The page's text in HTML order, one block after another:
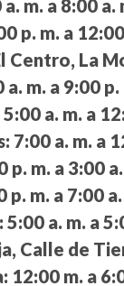
m. a 8:00 a.
p. m. a
Centro, La
a. m. a 9:00 p.
5:00 a. m. a
7:00 a. m. a
p. m. a 3:00
p. m. a 7:00
5:00 a. m. a
Calle de
12:00 m. a